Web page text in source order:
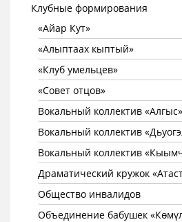
Клубные формирования
«Айар Кут»
«Алыптаах кыптый»
«Клуб умельцев»
«Совет отцов»
Вокальный коллектив «Алгыс»
Вокальный коллектив
Вокальный коллектив
Драматический кружок
Общество инвалидов
Объединение бабушек